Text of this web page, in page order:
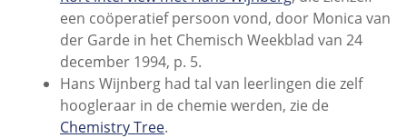
een coöperatief persoon vond, door Monica van
der Garde in het Chemisch Weekblad van 24
december 1994, p. 5.
Hans Wijnberg had tal van leerlingen die zelf
hoogleraar in de chemie werden, zie de
Chemistry Tree.